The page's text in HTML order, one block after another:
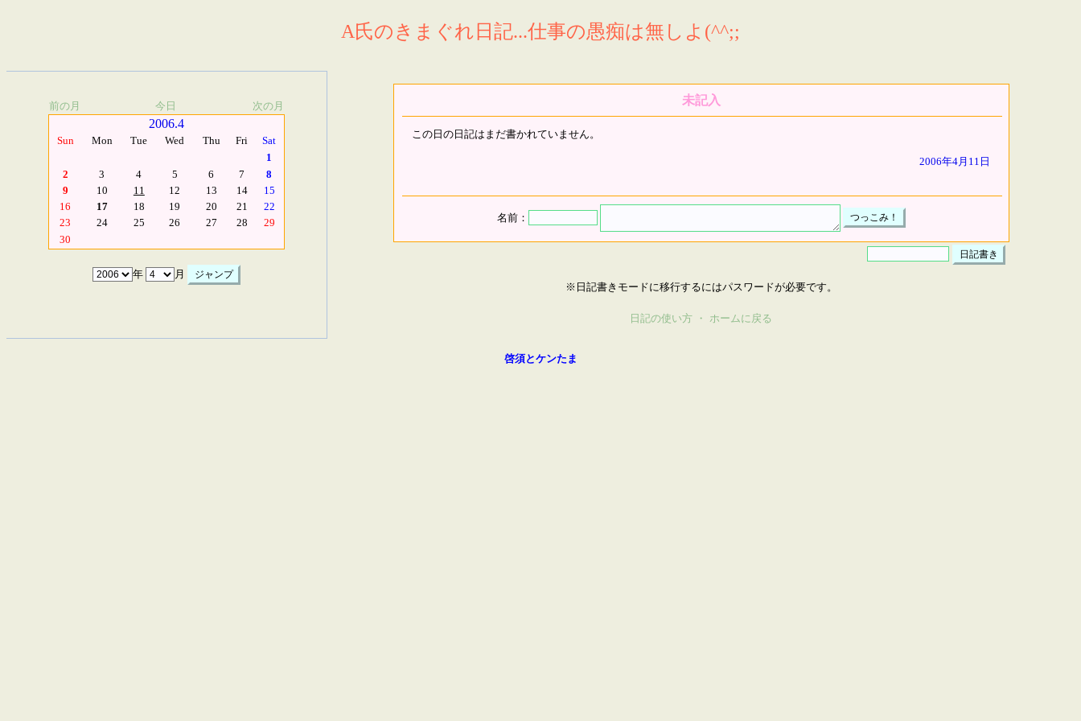
A氏のきまぐれ日記...仕事の愚痴は無しよ(^^;;
前の月 今日 次の月
2006.4
Sun Mon Tue Wed Thu Fri
Sat
1
2
3 4 5 6 7
8
9
10 11 12 13 14
15
16
17 18 19 20 21
22
23
24 25 26 27 28
29
30
年 月
未記入
この日の日記はまだ書かれていません。
2006年4月11日
名前：
※日記書きモードに移行するにはパスワードが必要です。
日記の使い方 ・ ホームに戻る
啓須とケンたま